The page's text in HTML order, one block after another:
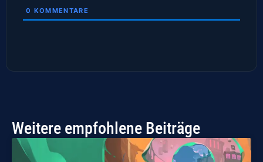
0 KOMMENTARE
Weitere empfohlene Beiträge